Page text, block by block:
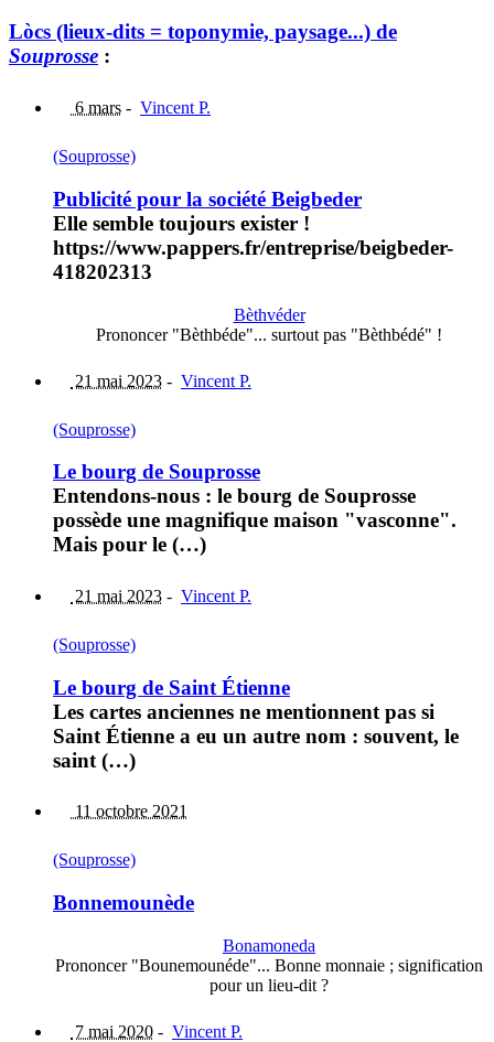
Lòcs (lieux-dits = toponymie, paysage...) de
Souprosse :
6 mars - Vincent P.
(Souprosse)
Publicité pour la société Beigbeder
Elle semble toujours exister !
https://www.pappers.fr/entreprise/beigbeder-
418202313
Bèthvéder
Prononcer "Bèthbéde"... surtout pas "Bèthbédé" !
21 mai 2023 - Vincent P.
(Souprosse)
Le bourg de Souprosse
Entendons-nous : le bourg de Souprosse
possède une magnifique maison "vasconne".
Mais pour le (…)
21 mai 2023 - Vincent P.
(Souprosse)
Le bourg de Saint Étienne
Les cartes anciennes ne mentionnent pas si
Saint Étienne a eu un autre nom : souvent, le
saint (…)
11 octobre 2021
(Souprosse)
Bonnemounède
Bonamoneda
Prononcer "Bounemounéde"... Bonne monnaie ; signification
pour un lieu-dit ?
7 mai 2020 - Vincent P.